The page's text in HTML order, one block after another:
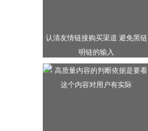
认清友情链接购买渠道 避免黑链
明链的输入